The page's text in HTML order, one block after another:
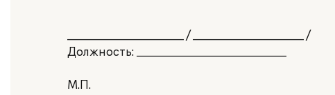
_____________________ / ____________________ /
Должность: ___________________________
М.П.